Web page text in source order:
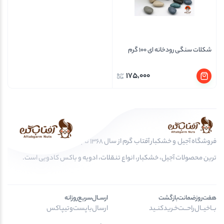
شکلات سنگی رودخانه ای 100 گرم
175,000
فروشگاه آجیل و خشکبار آفتاب گرم از سال 1368 تا به امروز، عرضه کننده مرغوب
ترین محصولات آجیل، خشکبار، انواع تنقلات، ادویه و باکس کادویی است.
هفت‌روز‌ضمانت‌بازگشت
بــا‌خیــال‌راحـــت‌خـرید‌کنــید
ارســال‌سریع‌روزانه
ارسال‌با‌پست‌و‌تیپاکس